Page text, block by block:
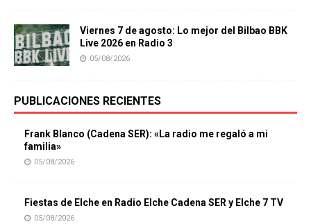
Viernes 7 de agosto: Lo mejor del Bilbao BBK
Live 2026 en Radio 3
05/08/2026
PUBLICACIONES RECIENTES
Frank Blanco (Cadena SER): «La radio me regaló a mi
familia»
05/08/2026
Fiestas de Elche en Radio Elche Cadena SER y Elche 7 TV
05/08/2026